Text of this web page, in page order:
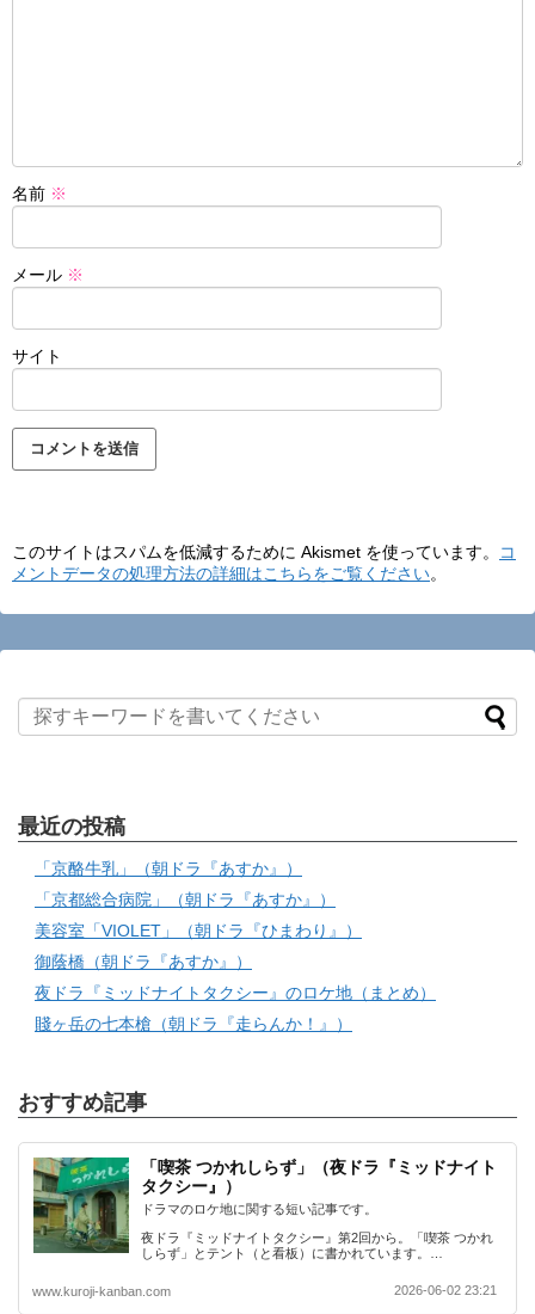
名前 ※
メール ※
サイト
このサイトはスパムを低減するために Akismet を使っています。
コ
メントデータの処理方法の詳細はこちらをご覧ください。
最近の投稿
「京酪牛乳」（朝ドラ『あすか』）
「京都総合病院」（朝ドラ『あすか』）
美容室「VIOLET」（朝ドラ『ひまわり』）
御蔭橋（朝ドラ『あすか』）
夜ドラ『ミッドナイトタクシー』のロケ地（まとめ）
賤ヶ岳の七本槍（朝ドラ『走らんか！』）
おすすめ記事
「喫茶 つかれしらず」（夜ドラ『ミッドナイト
タクシー』）
ドラマのロケ地に関する短い記事です。
夜ドラ『ミッドナイトタクシー』第2回から。「喫茶 つかれ
しらず」とテント（と看板）に書かれています。…
www.kuroji-kanban.com 2026-06-02 23:21